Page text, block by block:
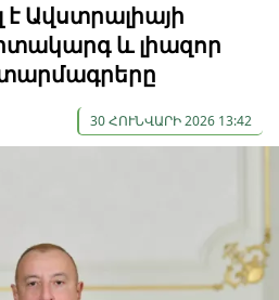
է Ավստրալիայի
և լիազոր
30 ՀՈՒՆՎԱՐԻ 2026 13:42